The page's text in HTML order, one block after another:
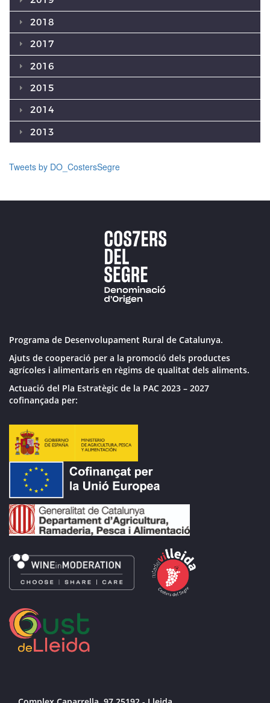
2018
2017
2016
2015
2014
2013
Tweets by DO_CostersSegre
Programa de Desenvolupament Rural de Catalunya.
Ajuts de cooperació per a la promoció dels productes
agrícoles i alimentaris en règims de qualitat dels aliments.
Actuació del Pla Estratègic de la PAC 2023 – 2027
cofinançada per: